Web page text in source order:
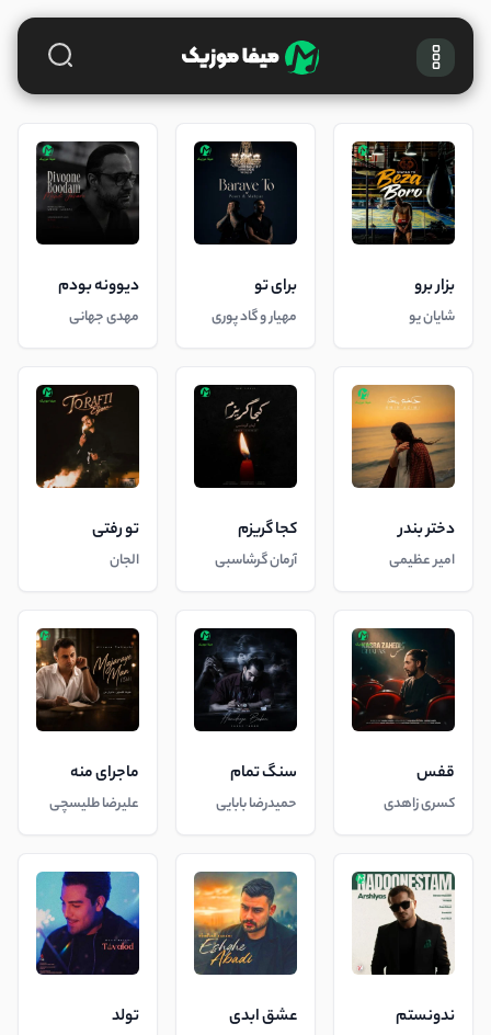
بزار برو
شایان یو
برای تو
مهیار و گاد پوری
دیوونه بودم
مهدی جهانی
دختر بندر
امیر عظیمی
کجا گریزم
آرمان گرشاسبی
تو رفتی
الجان
قفس
کسری زاهدی
سنگ تمام
حمیدرضا بابایی
ماجرای منه
علیرضا طلیسچی
ندونستم عشق ابدی تولد